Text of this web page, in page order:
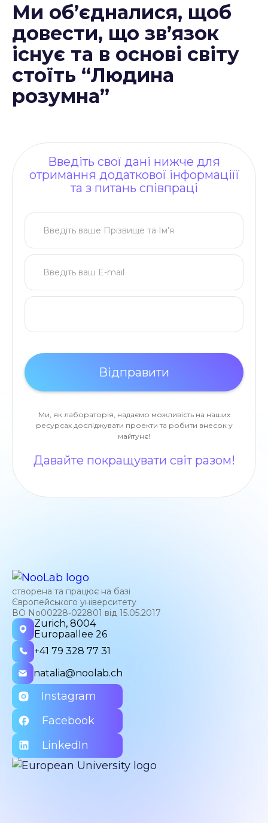
Ми об’єдналися, щоб
довести, що зв’язок
існує та в основі світу
стоїть “Людина
розумна”
Введіть свої дані нижче для
отримання додаткової інформаціїї
та з питань співпраці
Ми, як лабораторія, надаємо можливість на наших
ресурсах досліджувати проекти та робити внесок у
майтунє!
Давайте покращувати світ разом!
створена та працює на базі
Європейського університету
ВО No00228-022801 від 15.05.2017
Zurich, 8004
Europaallee 26
+41 79 328 77 31
natalia@noolab.ch
Instagram
Facebook
LinkedIn